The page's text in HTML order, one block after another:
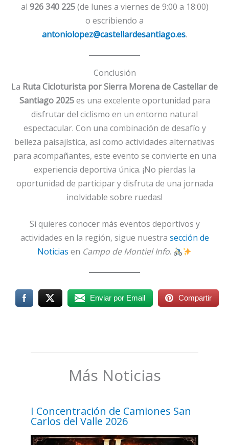
al 926 340 225(de lunes a viernes de 9:00 a 18:00)
o escribiendo a
antoniolopez@castellardesantiago.es.
Conclusión
La Ruta Cicloturista por Sierra Morena de Castellar de
Santiago 2025es una excelente oportunidad para
disfrutar del ciclismo en un entorno natural
espectacular. Con una combinación de desafío y
belleza paisajística, así como actividades alternativas
para acompañantes, este evento se convierte en una
experiencia deportiva única. ¡No pierdas la
oportunidad de participar y disfruta de una jornada
inolvidable sobre ruedas!
Si quieres conocer más eventos deportivos y
actividades en la región, sigue nuestra sección de
Noticias en Campo de Montiel Info.
Enviar por Email Compartir
Más Noticias
I Concentración de Camiones San
Carlos del Valle 2026